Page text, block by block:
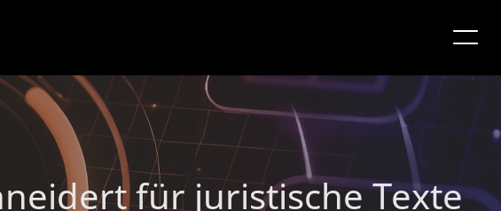
für juristische Texte